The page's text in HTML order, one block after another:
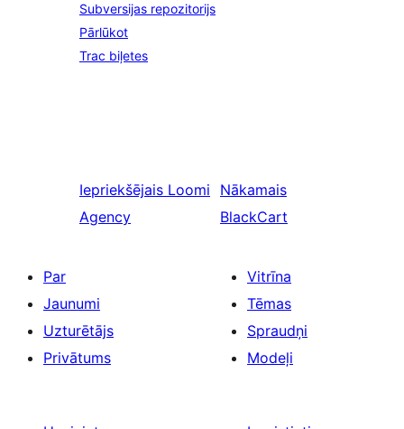
Subversijas repozitorijs
Pārlūkot
Trac biļetes
Iepriekšējais Loomi
Agency
Nākamais
BlackCart
Par
Jaunumi
Uzturētājs
Privātums
Vitrīna
Tēmas
Spraudņi
Modeļi